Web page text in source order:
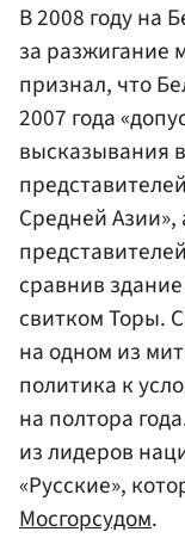
В 2008 году на
за разжигание
признал, что
2007 года
высказывания
Средней Азии»,
сравнив здание
свитком Торы.
на одном из
политика к
на полтора
из лидеров
«Русские»,
Мосгорсудом.